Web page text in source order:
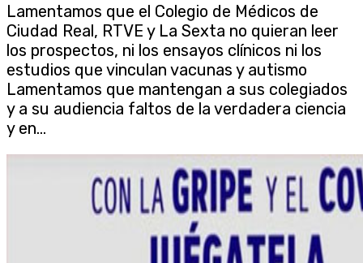
Lamentamos que el Colegio de Médicos de
Ciudad Real, RTVE y La Sexta no quieran leer
los prospectos, ni los ensayos clínicos ni los
estudios que vinculan vacunas y autismo
Lamentamos que mantengan a sus colegiados
y a su audiencia faltos de la verdadera ciencia
y en...